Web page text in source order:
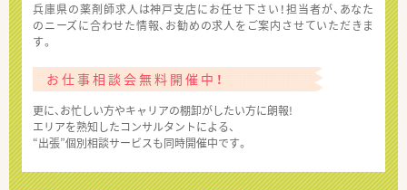
兵庫県の薬剤師求人は神戸支店にお任せ下さい！担当者が、あなた
のニーズに合わせた情報、お勧めの求人をご案内させていただきま
す。
お仕事相談会無料開催中！
更に、お忙しい方やキャリアの棚卸がしたい方に朗報!
エリアを熟知したコンサルタントによる、
“出張”個別相談サービスも同時開催中です。